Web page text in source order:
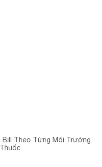
Bill Theo Từng Môi Trường